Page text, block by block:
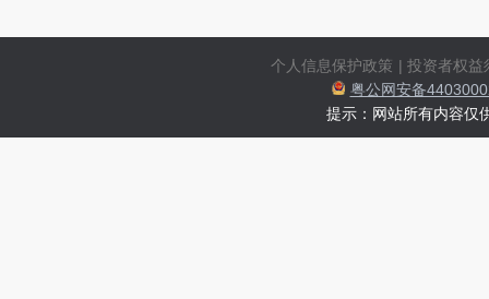
个人信息保护政策 | 投资者权益
粤公网安备
提示：网站所有内容仅